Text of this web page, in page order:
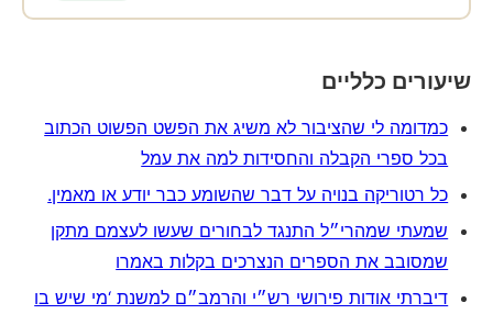
שיעורים כלליים
כמדומה לי שהציבור לא משיג את הפשט הפשוט הכתוב
בכל ספרי הקבלה והחסידות למה את עמל
כל רטוריקה בנויה על דבר שהשומע כבר יודע או מאמין.
שמעתי שמהרי״ל התנגד לבחורים שעשו לעצמם מתקן
שמסובב את הספרים הנצרכים בקלות באמרו
דיברתי אודות פירושי רש״י והרמב״ם למשנת ‘מי שיש בו